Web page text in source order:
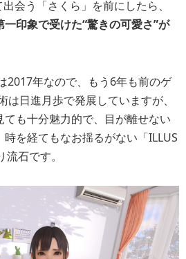
会う「さくら」を前にしたら、
一印象で受けた“驚きの可愛さ”が
2017年なので、もう6年も前のゲ
日進月歩で発展していますが、
も十分魅力的で、目が離せない
を経てもなお揺るがない「ILLUS
石です。